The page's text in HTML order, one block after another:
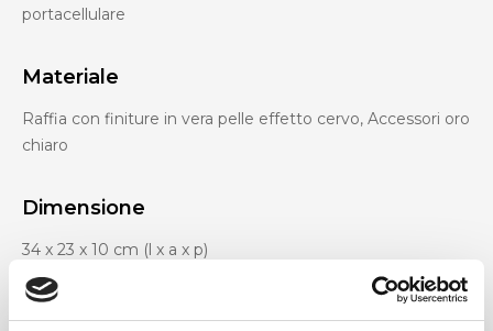
portacellulare
Materiale
Raffia con finiture in vera pelle effetto cervo, Accessori oro
chiaro
Dimensione
34 x 23 x 10 cm (l x a x p)